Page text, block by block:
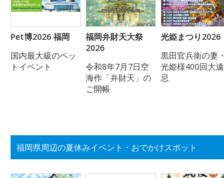
Pet博2026 福岡
国内最大級のペッ
トイベント
福岡弁財天大祭
2026
令和8年7月7日空
海作「弁財天」の
ご開帳
光姫まつり2026
黒田官兵衛の妻・
光姫様400回大遠
忌
福岡県周辺の夏休みイベント・おでかけスポット